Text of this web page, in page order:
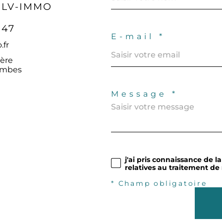
IMMO
E-mail *
Message *
j'ai pris connaissance de
relatives au traitement de
* Champ obligatoire